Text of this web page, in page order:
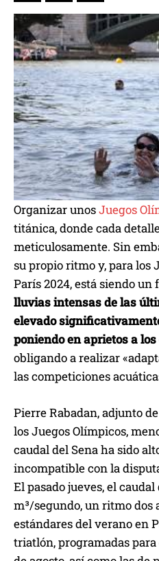
Organizar unosJuegos
titánica, donde cada
meticulosamente. Sin
su propio ritmo y, para los
París 2024, está siendo
lluvias intensas de las
elevado
poniendo en aprietos a
obligando a realizar
las competiciones
Pierre Rabadan, adjunto
los Juegos Olímpicos,
caudal del Sena ha sido
incompatible con la
El pasado jueves, el
m³/segundo, un ritmo dos
estándares del verano en
triatlón, programadas para